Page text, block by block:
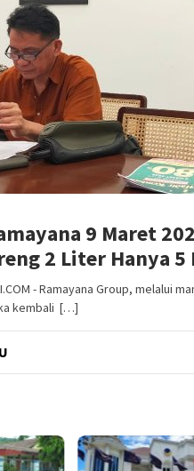
9 Maret
2 Liter Hanya 5
- Ramayana Group, melalui
kembali […]